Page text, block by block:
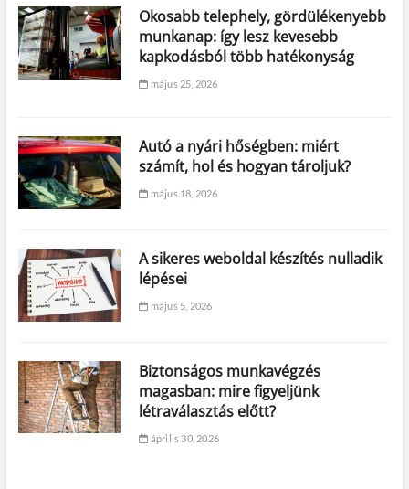
Okosabb telephely, gördülékenyebb
munkanap: így lesz kevesebb
kapkodásból több hatékonyság
május 25, 2026
Autó a nyári hőségben: miért
számít, hol és hogyan tároljuk?
május 18, 2026
A sikeres weboldal készítés nulladik
lépései
május 5, 2026
Biztonságos munkavégzés
magasban: mire figyeljünk
létraválasztás előtt?
április 30, 2026